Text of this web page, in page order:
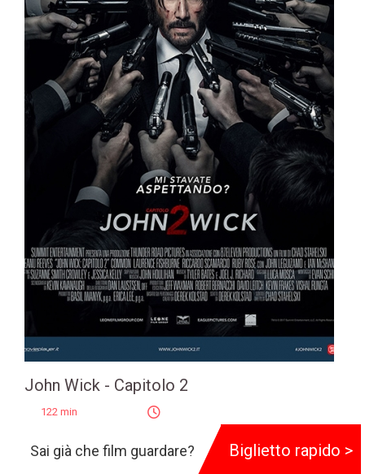
John Wick - Capitolo 2
122 min
Regia:Chad Stahelski
Sai già che film guardare? Biglietto rapido >